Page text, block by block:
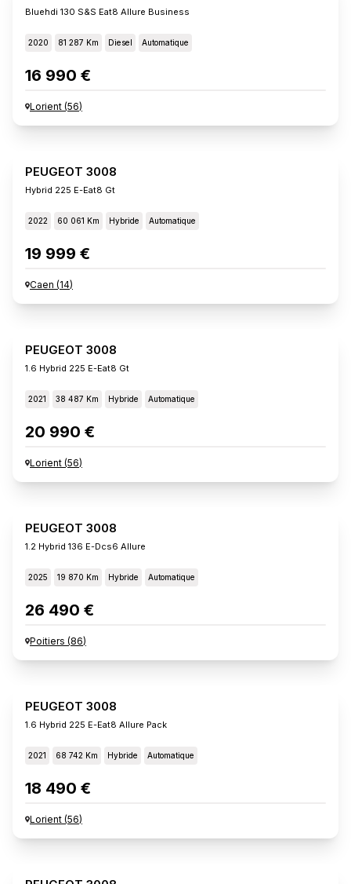
Bluehdi 130 S&s Eat8 Allure Business
2020 81 287 Km Diesel Automatique
16 990 €
Lorient (56)
PEUGEOT 3008
Hybrid 225 E-Eat8 Gt
2022 60 061 Km Hybride Automatique
19 999 €
Caen (14)
PEUGEOT 3008
1.6 Hybrid 225 E-Eat8 Gt
2021 38 487 Km Hybride Automatique
20 990 €
Lorient (56)
PEUGEOT 3008
1.2 Hybrid 136 E-Dcs6 Allure
2025 19 870 Km Hybride Automatique
26 490 €
Poitiers (86)
PEUGEOT 3008
1.6 Hybrid 225 E-Eat8 Allure Pack
2021 68 742 Km Hybride Automatique
18 490 €
Lorient (56)